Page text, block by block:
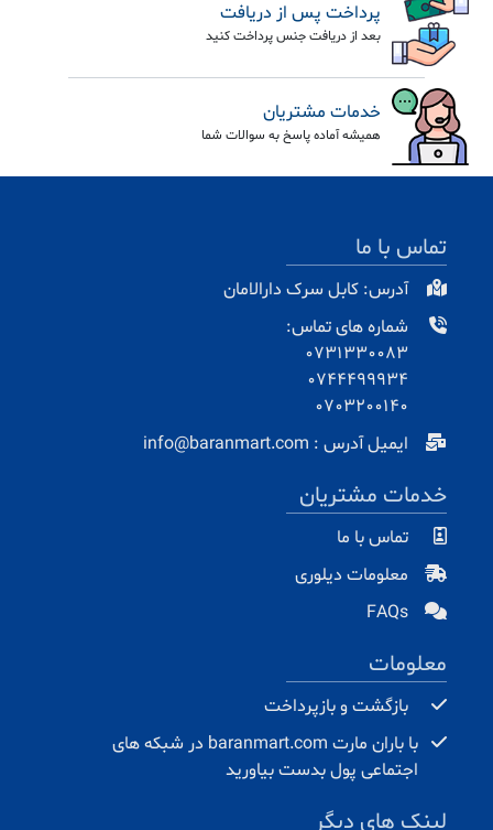
پرداخت پس از دریافت
بعد از دریافت جنس پرداخت کنید
خدمات مشتریان
همیشه آماده پاسخ به سوالات شما
تماس با ما
آدرس: کابل سرک دارالامان
شماره های تماس:
0731330083
0744499934
0703200140
ایمیل آدرس : info@baranmart.com
خدمات مشتریان
تماس با ما
معلومات دیلوری
FAQs
معلومات
بازگشت و بازپرداخت
با باران مارت baranmart.com در شبکه های
اجتماعی پول بدست بیاورید
لینک های دیگر